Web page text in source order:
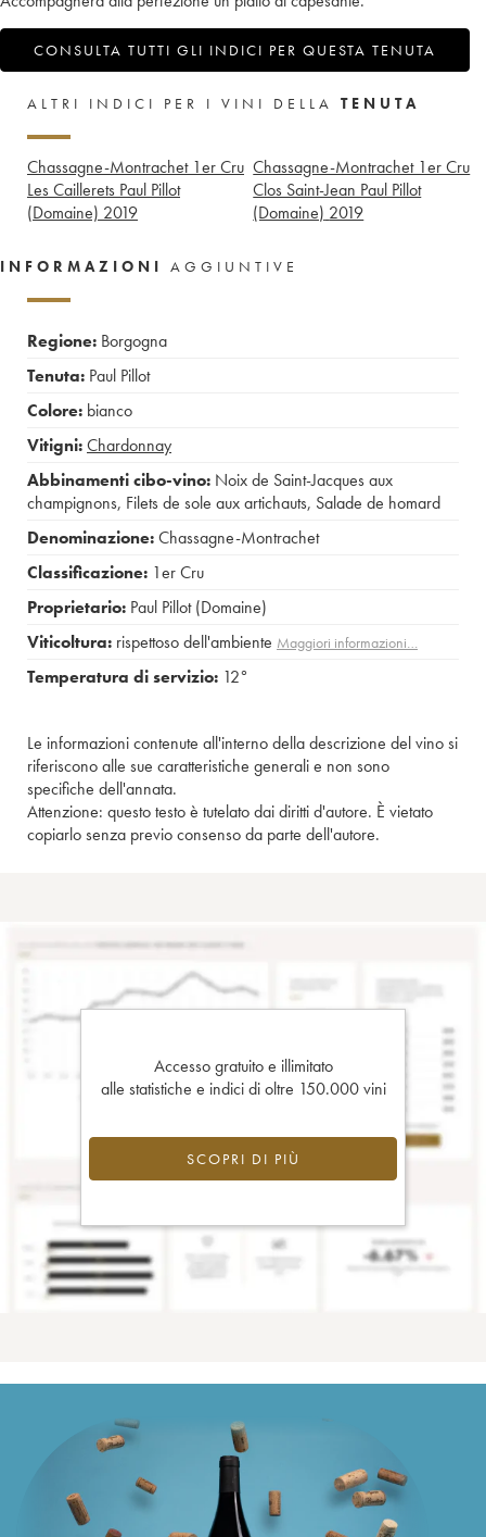
CONSULTA TUTTI GLI INDICI PER QUESTA TENUTA
ALTRI INDICI PER I VINI DELLA TENUTA
Chassagne-Montrachet 1er Cru
Les Caillerets Paul Pillot
(Domaine) 2019
Chassagne-Montrachet 1er Cru
Clos Saint-Jean Paul Pillot
(Domaine) 2019
INFORMAZIONI AGGIUNTIVE
Regione: Borgogna
Tenuta: Paul Pillot
Colore: bianco
Vitigni:Chardonnay
Abbinamenti cibo-vino: Noix de Saint-Jacques aux
champignons, Filets de sole aux artichauts, Salade de homard
Denominazione:Chassagne-Montrachet
Classificazione: 1er Cru
Proprietario: Paul Pillot (Domaine)
Viticoltura: rispettoso dell'ambiente Maggiori informazioni…
Temperatura di servizio: 12°
Le informazioni contenute all'interno della descrizione del vino si
riferiscono alle sue caratteristiche generali e non sono
specifiche dell'annata.
Attenzione: questo testo è tutelato dai diritti d'autore. È vietato
copiarlo senza previo consenso da parte dell'autore.
Accesso gratuito e illimitato
alle statistiche e indici di oltre 150.000 vini
SCOPRI DI PIÙ